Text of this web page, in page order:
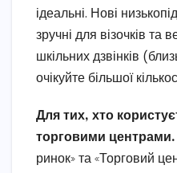
ідеальні. Нові
зручні для візочків та
шкільних дзвінків
очікуйте більшої
Для тих, хто
торговими центрами.
ринок» та «Торговий